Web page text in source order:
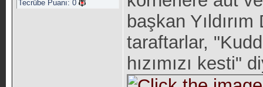
Tecrübe Puanı: 0
başkan
taraftarlar,
hızımızı kesti"